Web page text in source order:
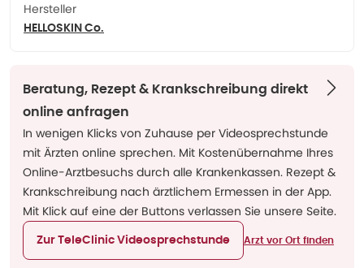
Hersteller
HELLOSKIN Co.
Beratung, Rezept & Krankschreibung direkt
online anfragen
In wenigen Klicks von Zuhause per Videosprechstunde
mit Ärzten online sprechen. Mit Kostenübernahme Ihres
Online-Arztbesuchs durch alle Krankenkassen. Rezept &
Krankschreibung nach ärztlichem Ermessen in der App.
Mit Klick auf eine der Buttons verlassen Sie unsere Seite.
Zur TeleClinic Videosprechstunde Arzt vor Ort finden